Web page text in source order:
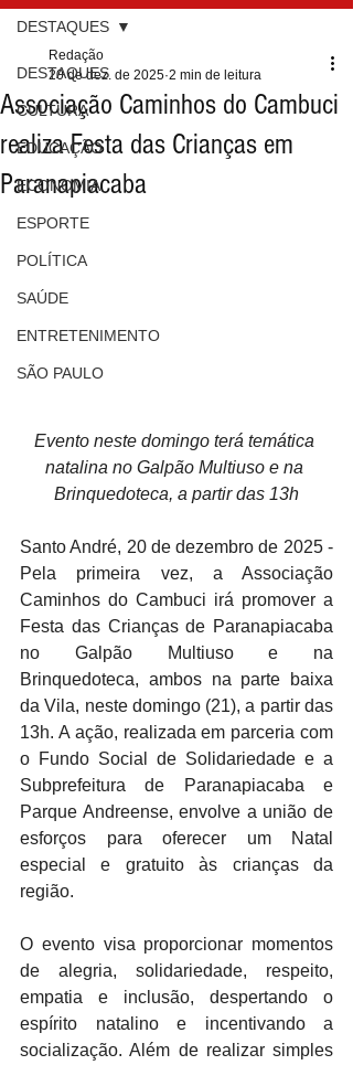
DESTAQUES
CULTURA
EDUCAÇÃO
ECONOMIA
ESPORTE
POLÍTICA
SAÚDE
ENTRETENIMENTO
SÃO PAULO
DESTAQUES
Associação Caminhos do Cambuci
realiza Festa das Crianças em
Paranapiacaba
Redação
20 de dez. de 2025 2 min de leitura
Evento neste domingo terá temática
natalina no Galpão Multiuso e na
Brinquedoteca, a partir das 13h
Santo André, 20 de dezembro de 2025 -
Pela primeira vez, a Associação
Caminhos do Cambuci irá promover a
Festa das Crianças de Paranapiacaba
no Galpão Multiuso e na
Brinquedoteca, ambos na parte baixa
da Vila, neste domingo (21), a partir das
13h. A ação, realizada em parceria com
o Fundo Social de Solidariedade e a
Subprefeitura de Paranapiacaba e
Parque Andreense, envolve a união de
esforços para oferecer um Natal
especial e gratuito às crianças da
região.
O evento visa proporcionar momentos
de alegria, solidariedade, respeito,
empatia e inclusão, despertando o
espírito natalino e incentivando a
socialização. Além de realizar simples